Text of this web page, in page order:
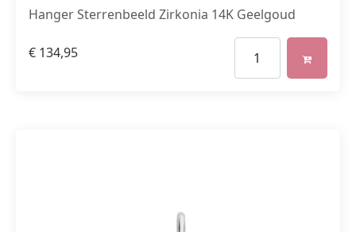
Hanger Sterrenbeeld Zirkonia 14K Geelgoud
€ 134,95